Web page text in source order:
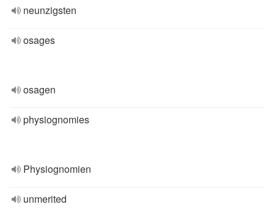
neunzigsten
osages
osagen
physiognomies
Physiognomien
unmerited